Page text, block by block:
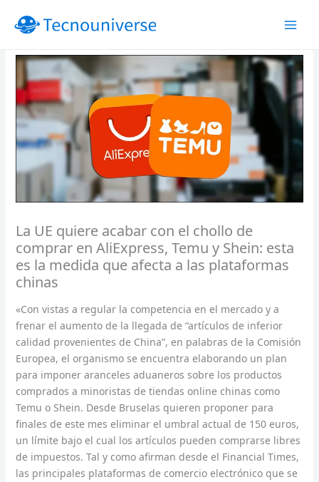
La UE quiere acabar con el chollo de
comprar en AliExpress, Temu y Shein: esta
es la medida que afecta a las plataformas
chinas
«Con vistas a regular la competencia en el mercado y a
frenar el aumento de la llegada de “artículos de inferior
calidad provenientes de China”, en palabras de la Comisión
Europea, el organismo se encuentra elaborando un plan
para imponer aranceles aduaneros sobre los productos
comprados a minoristas de tiendas online chinas como
Temu o Shein. Desde Bruselas quieren proponer para
finales de este mes eliminar el umbral actual de 150 euros,
un límite bajo el cual los artículos pueden comprarse libres
de impuestos. Tal y como afirman desde el Financial Times,
las principales plataformas de comercio electrónico que se